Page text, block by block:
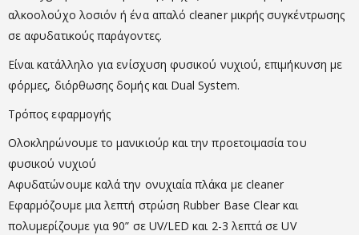
αλκοολούχο λοσιόν ή ένα απαλό cleaner μικρής συγκέντρωσης
σε αφυδατικούς παράγοντες.
Είναι κατάλληλο για ενίσχυση φυσικού νυχιού, επιμήκυνση με
φόρμες, διόρθωσης δομής και Dual System.
Τρόπος εφαρμογής
Ολοκληρώνουμε το μανικιούρ και την προετοιμασία του
φυσικού νυχιού
Αφυδατώνουμε καλά την ονυχιαία πλάκα με cleaner
Εφαρμόζουμε μια λεπτή στρώση Rubber Base Clear και
πολυμερίζουμε για 90” σε UV/LED και 2-3 λεπτά σε UV